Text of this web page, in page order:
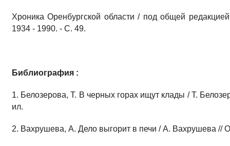
Хроника Оренбургской области / под общей
1934 - 1990. - С. 49.
Библиография :
1. Белозерова, Т. В черных горах ищут клады / Т.
ил.
2. Вахрушева, А. Дело выгорит в печи / А. Вахрушева //